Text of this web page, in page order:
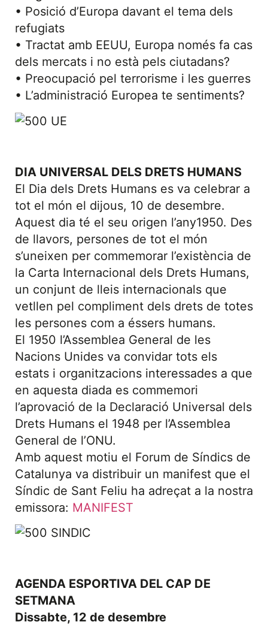
• Posició d’Europa davant el tema dels
refugiats
• Tractat amb EEUU, Europa només fa cas
dels mercats i no està pels ciutadans?
• Preocupació pel terrorisme i les guerres
• L’administració Europea te sentiments?
DIA UNIVERSAL DELS DRETS HUMANS
El Dia dels Drets Humans es va celebrar a
tot el món el dijous, 10 de desembre.
Aquest dia té el seu origen l’any1950. Des
de llavors, persones de tot el món
s’uneixen per commemorar l’existència de
la Carta Internacional dels Drets Humans,
un conjunt de lleis internacionals que
vetllen pel compliment dels drets de totes
les persones com a éssers humans.
El 1950 l’Assemblea General de les
Nacions Unides va convidar tots els
estats i organitzacions interessades a que
en aquesta diada es commemori
l’aprovació de la Declaració Universal dels
Drets Humans el 1948 per l’Assemblea
General de l’ONU.
Amb aquest motiu el Forum de Síndics de
Catalunya va distribuir un manifest que el
Síndic de Sant Feliu ha adreçat a la nostra
emissora: MANIFEST
AGENDA ESPORTIVA DEL CAP DE
SETMANA
Dissabte, 12 de desembre